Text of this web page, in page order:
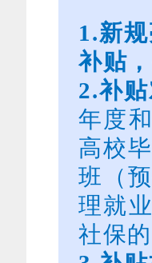
1.新
补贴
2.补
年度
高校
班（
理就
社保